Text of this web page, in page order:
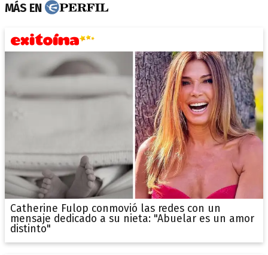
MÁS EN
Catherine Fulop conmovió las redes con un
mensaje dedicado a su nieta: "Abuelar es un amor
distinto"